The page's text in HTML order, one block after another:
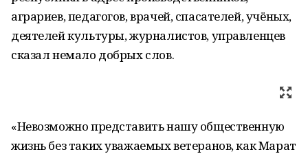
аграриев, педагогов, врачей, спасателей, учёных,
деятелей культуры, журналистов, управленцев
сказал немало добрых слов.
«Невозможно представить нашу общественную
жизнь без таких уважаемых ветеранов, как Марат